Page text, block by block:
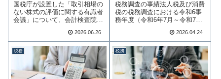
国税庁が設置した「取引相場の
ない株式の評価に関する有識者
会議」について、会計検査院の
2026.06.26
税務調査の事績法人税及び消費
税の税務調査における令和6事
務年度（令和6年7月～令和7年
2026.04.24
税務 税務